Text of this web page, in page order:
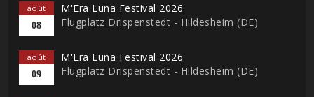
août
08
M'Era Luna Festival 2026
Flugplatz Drispenstedt - Hildesheim (DE)
août
09
M'Era Luna Festival 2026
Flugplatz Drispenstedt - Hildesheim (DE)